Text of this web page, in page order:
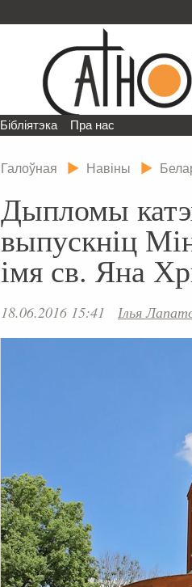
Бібліятэка Пра нас
Галоўная Навіны
Дыпломы
выпускніц
імя св. Яна
18.06.2016 15:41 Ілья